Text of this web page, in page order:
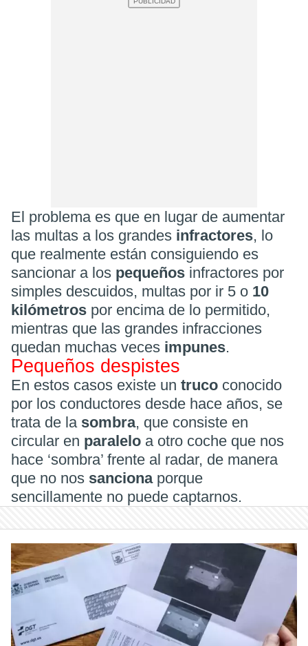
El problema es que en lugar de aumentar
las multas a los grandes infractores, lo
que realmente están consiguiendo es
sancionar a los pequeños infractores por
simples descuidos, multas por ir 5 o 10
kilómetros por encima de lo permitido,
mientras que las grandes infracciones
quedan muchas veces impunes.
Pequeños despistes
En estos casos existe un truco conocido
por los conductores desde hace años, se
trata de la sombra, que consiste en
circular en paralelo a otro coche que nos
hace ‘sombra’ frente al radar, de manera
que no nos sanciona porque
sencillamente no puede captarnos.